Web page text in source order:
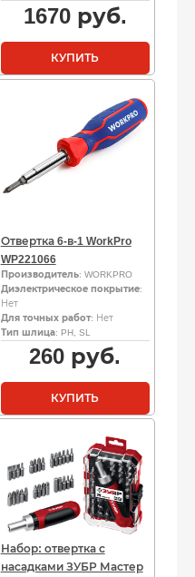
1670руб.
КУПИТЬ
Отвертка 6-в-1 WorkPro
WP221066
Производитель: WORKPRO
Диэлектрическое покрытие:
Нет
Для точных работ: Нет
Тип шлица: PH, SL
260 руб.
КУПИТЬ
Набор: отвертка с
насадками ЗУБР Мастер